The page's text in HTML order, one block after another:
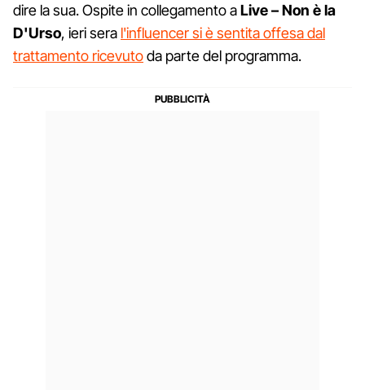
dire la sua. Ospite in collegamento aLive – Non è la
D'Urso, ieri sera l'influencer si è sentita offesa dal
trattamento ricevutoda parte del programma.